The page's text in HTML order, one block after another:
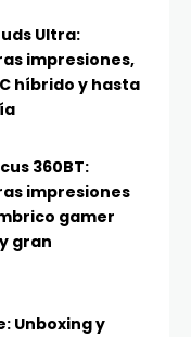
Ultra:
impresiones,
híbrido y hasta
360BT:
impresiones
gamer
gran
Unboxing y